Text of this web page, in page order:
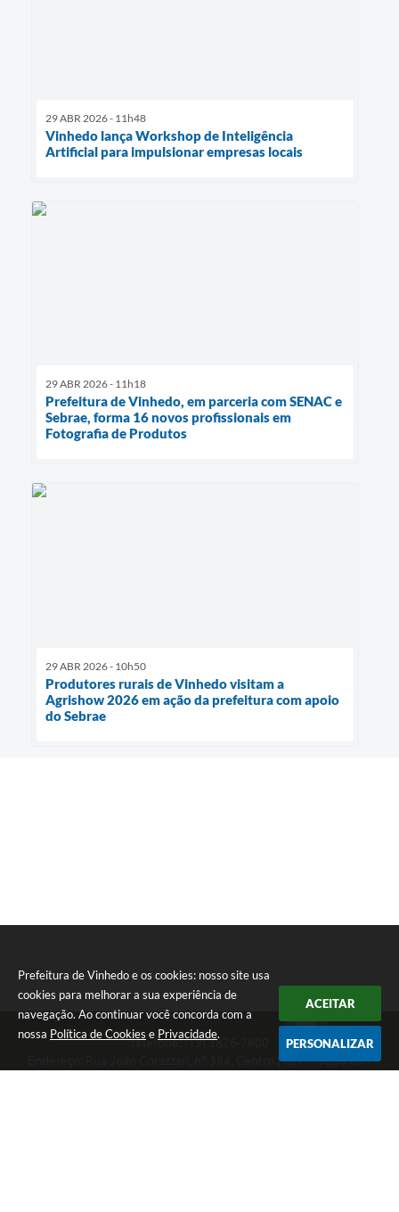
Prefeitura de Vinhedo e os cookies: nosso site usa
cookies para melhorar a sua experiência de
navegação. Ao continuar você concorda com a
nossa Política de Cookies e Privacidade.
ACEITAR
PERSONALIZAR
29 ABR 2026 - 11h48
Vinhedo lança Workshop de Inteligência
Artificial para impulsionar empresas locais
29 ABR 2026 - 11h18
Prefeitura de Vinhedo, em parceria com SENAC e
Sebrae, forma 16 novos profissionais em
Fotografia de Produtos
29 ABR 2026 - 10h50
Produtores rurais de Vinhedo visitam a
Agrishow 2026 em ação da prefeitura com apoio
do Sebrae
Telefone: (19) 3826-7800
Endereço: Rua João Corazzari, nº 394, Centro | CEP: 13280-091